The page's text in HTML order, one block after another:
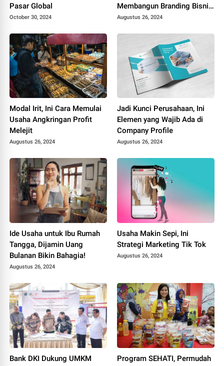
Pasar Global
October 30, 2024
Membangun Branding Bisnis
yang Kuat!
Augustus 26, 2024
Modal Irit, Ini Cara Memulai
Usaha Angkringan Profit
Melejit
Augustus 26, 2024
Jadi Kunci Perusahaan, Ini
Elemen yang Wajib Ada di
Company Profile
Augustus 26, 2024
Ide Usaha untuk Ibu Rumah
Tangga, Dijamin Uang
Bulanan Bikin Bahagia!
Augustus 26, 2024
Usaha Makin Sepi, Ini
Strategi Marketing Tik Tok
Augustus 26, 2024
Bank DKI Dukung UMKM
Program SEHATI, Permudah